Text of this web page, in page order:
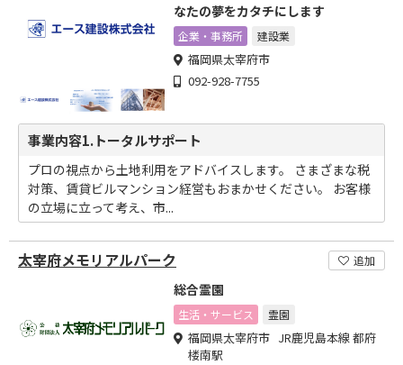
なたの夢をカタチにします
企業・事務所 建設業
福岡県太宰府市
092-928-7755
事業内容1.トータルサポート
プロの視点から土地利用をアドバイスします。 さまざまな税
対策、賃貸ビルマンション経営もおまかせください。 お客様
の立場に立って考え、市...
太宰府メモリアルパーク 追加
総合霊園
生活・サービス 霊園
福岡県太宰府市 JR鹿児島本線 都府
楼南駅